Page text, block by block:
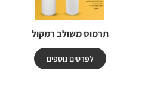
תרמוס משולב רמקול
לפרטים נוספים